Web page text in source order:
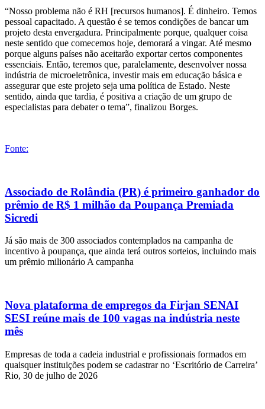
“Nosso problema não é RH [recursos humanos]. É dinheiro. Temos
pessoal capacitado. A questão é se temos condições de bancar um
projeto desta envergadura. Principalmente porque, qualquer coisa
neste sentido que comecemos hoje, demorará a vingar. Até mesmo
porque alguns países não aceitarão exportar certos componentes
essenciais. Então, teremos que, paralelamente, desenvolver nossa
indústria de microeletrônica, investir mais em educação básica e
assegurar que este projeto seja uma política de Estado. Neste
sentido, ainda que tardia, é positiva a criação de um grupo de
especialistas para debater o tema”, finalizou Borges.
Fonte:
Associado de Rolândia (PR) é primeiro ganhador do
prêmio de R$ 1 milhão da Poupança Premiada
Sicredi
Já são mais de 300 associados contemplados na campanha de
incentivo à poupança, que ainda terá outros sorteios, incluindo mais
um prêmio milionário A campanha
Nova plataforma de empregos da Firjan SENAI
SESI reúne mais de 100 vagas na indústria neste
mês
Empresas de toda a cadeia industrial e profissionais formados em
quaisquer instituições podem se cadastrar no ‘Escritório de Carreira’
Rio, 30 de julho de 2026